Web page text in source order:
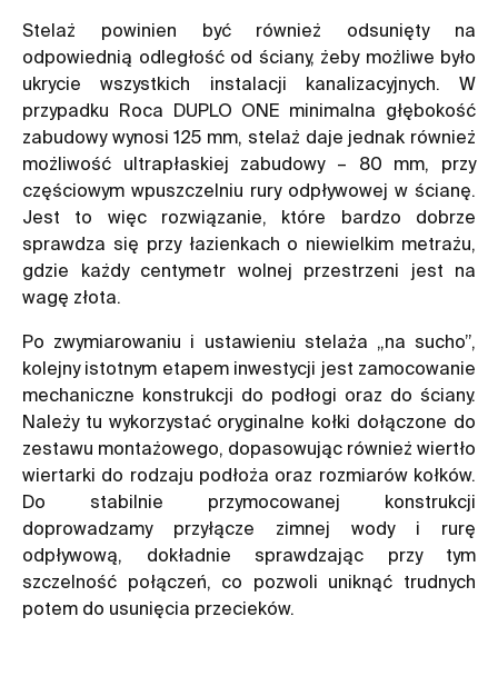
Stelaż powinien być również odsunięty na
odpowiednią odległość od ściany, żeby możliwe było
ukrycie wszystkich instalacji kanalizacyjnych. W
przypadku Roca DUPLO ONE minimalna głębokość
zabudowy wynosi 125 mm, stelaż daje jednak również
możliwość ultrapłaskiej zabudowy – 80 mm, przy
częściowym wpuszczelniu rury odpływowej w ścianę.
Jest to więc rozwiązanie, które bardzo dobrze
sprawdza się przy łazienkach o niewielkim metrażu,
gdzie każdy centymetr wolnej przestrzeni jest na
wagę złota.
Po zwymiarowaniu i ustawieniu stelaża „na sucho”,
kolejny istotnym etapem inwestycji jest zamocowanie
mechaniczne konstrukcji do podłogi oraz do ściany.
Należy tu wykorzystać oryginalne kołki dołączone do
zestawu montażowego, dopasowując również wiertło
wiertarki do rodzaju podłoża oraz rozmiarów kołków.
Do stabilnie przymocowanej konstrukcji
doprowadzamy przyłącze zimnej wody i rurę
odpływową, dokładnie sprawdzając przy tym
szczelność połączeń, co pozwoli uniknąć trudnych
potem do usunięcia przecieków.